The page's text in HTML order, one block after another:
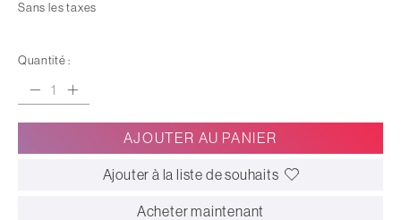
Sans les taxes
Quantité :
AJOUTER AU PANIER
Ajouter à la liste de souhaits
Acheter maintenant